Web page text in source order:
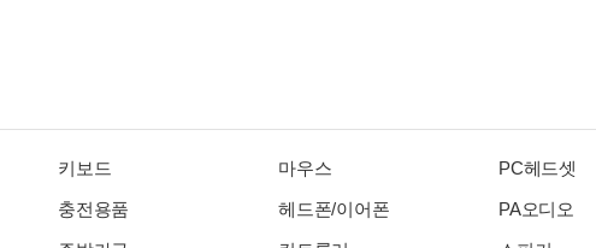
키보드 마우스 PC헤드셋
충전용품 헤드폰/이어폰 PA오디오